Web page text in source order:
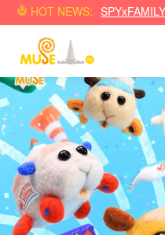
HOT NEWS: SPYxFAMILY
Musim Baru!! Episode
Penggemar… Kembalinya
Cocok Ditonton Semua Umur,